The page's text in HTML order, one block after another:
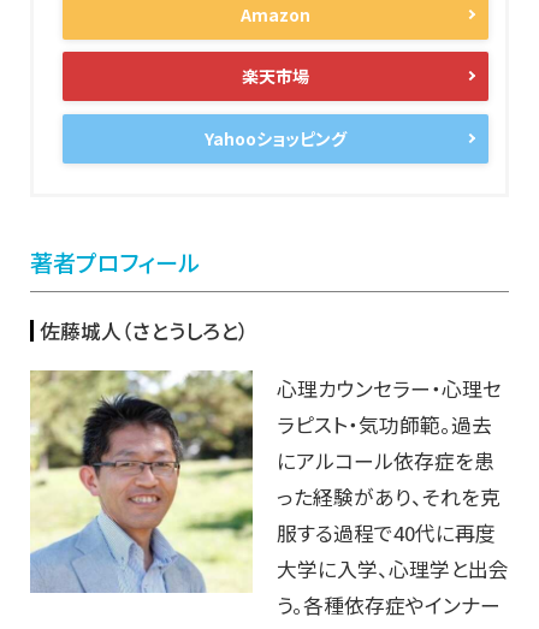
Amazon
楽天市場
Yahooショッピング
著者プロフィール
佐藤城人（さとうしろと）
心理カウンセラー・心理セ
ラピスト・気功師範。過去
にアルコール依存症を患
った経験があり、それを克
服する過程で40代に再度
大学に入学、心理学と出会
う。各種依存症やインナー